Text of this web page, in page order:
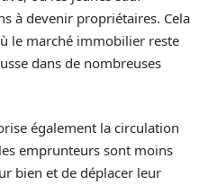
à devenir propriétaires. Cela
le marché immobilier reste
dans de nombreuses
également la circulation
emprunteurs sont moins
bien et de déplacer leur